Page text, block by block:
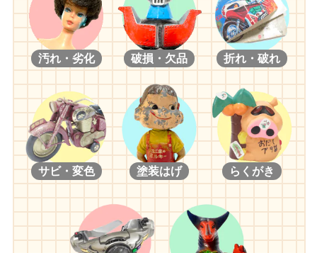
汚れ・劣化 破損・欠品 折れ・破れ
サビ・変色 塗装はげ らくがき